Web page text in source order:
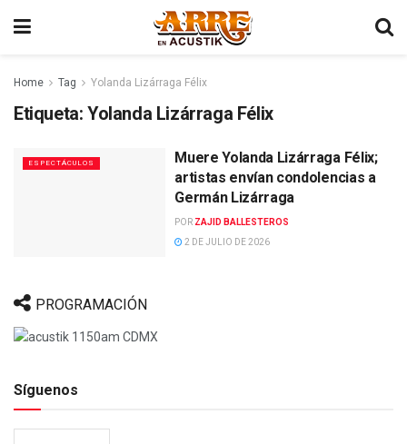
Home Tag Yolanda Lizárraga Félix
Etiqueta: Yolanda Lizárraga Félix
ESPECTÁCULOS
Muere Yolanda Lizárraga Félix;
artistas envían condolencias a
Germán Lizárraga
POR ZAJID BALLESTEROS
2 DE JULIO DE 2026
PROGRAMACIÓN
Síguenos